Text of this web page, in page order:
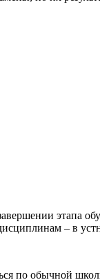
этапа
– в
по обычной